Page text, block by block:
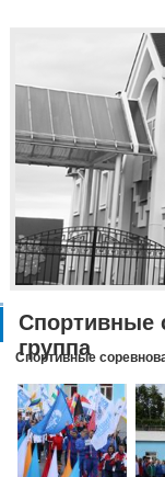
Спортивные
группа
Спортивные